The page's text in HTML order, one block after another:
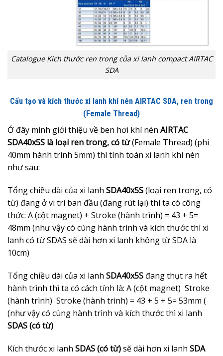
Catalogue Kích thước ren trong của xi lanh compact AIRTAC
SDA
Cấu tạo và kích thước xi lanh khí nén AIRTAC SDA, ren trong
(Female Thread)
Ở đây mình giới thiệu về ben hơi khí nén AIRTAC
SDA40x5S là loại ren trong, có từ(Female Thread) (phi
40mm hành trình 5mm) thì tính toán xi lanh khí nén
như sau:
Tổng chiều dài của xi lanh SDA40x5S(loại ren trong, có
từ) đang ở vi trí ban đầu (đang rút lại) thì ta có công
thức: A (cột magnet) + Stroke (hành trình) = 43 + 5=
48mm (như vậy có cùng hành trình và kích thước thì xi
lanh có từ SDAS sẽ dài hơn xi lanh không từ SDA là
10cm)
Tổng chiều dài của xi lanh SDA40x5S đang thụt ra hết
hành trình thì ta có cách tính là: A (cột magnet) Stroke
(hành trình) Stroke (hành trình) = 43 + 5 + 5= 53mm (
(như vậy có cùng hành trình và kích thước thì xi lanh
SDAS (có từ)
Kích thước xi lanh SDAS (có từ)sẽ dài hơn xi lanh SDA